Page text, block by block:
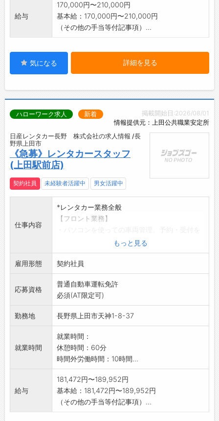
給与
170,000円〜210,000円
基本給：170,000円〜210,000円
（その他の手当等付記事項）...
気になる 詳細を見る
掲載開始日:2026/08/01
情報提供元：上田公共職業安定所
ハローワーク求人 新着
日産レンタカー長野 株式会社の求人情報 /長
野県上田市
《急募》レンタカースタッフ
(上田駅前店)
契約社員 未経験者活躍中 男女活躍中
仕事内容
*レンタカー業務全般
【フロント業務】
・貸出、返却時の車両説明等、接客業務を行い
ます。
【洗車・回送業務】
・返却された車両の外内を洗車機、スチーム、
掃除機を使って
きれいにします。
・他店舗との車両入替のため運転業務を行いま
変更範囲:変更なし
もっと見る
雇用形態 契約社員
応募資格
普通自動車運転免許
必須(AT限定可)
勤務地 長野県上田市天神1-8-37
就業時間
就業時間：
休憩時間：60分
時間外労働時間：10時間...
給与
181,472円〜189,952円
基本給：181,472円〜189,952円
（その他の手当等付記事項）...